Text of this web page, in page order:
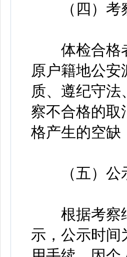
（四）考
体检合格者
原户籍地公
质、遵纪守
察不合格的取
格产生的空缺
（五）公
根据考察结
示，公示时间